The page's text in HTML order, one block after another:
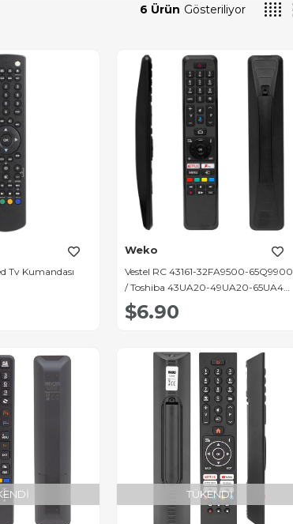
6 Ürün
Tv Kumandası
Weko
Vestel RC 43161-32FA9500-65Q9900
/ Toshiba 43UA20-49UA20-65UA4B-
UA6B Netflix-Play-Mikrofon Tuşlu
Ses Komutlu Lcd-Led Tv Kumanda
$6.90
TÜKENDI